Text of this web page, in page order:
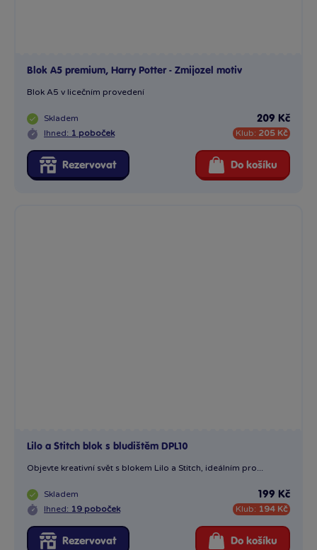
Blok A5 premium, Harry Potter - Zmijozel motiv
Blok A5 v licečním provedení
Skladem
Ihned: 1 poboček
209 Kč
Klub: 205 Kč
Rezervovat Do košíku
Lilo a Stitch blok s bludištěm DPL10
Objevte kreativní svět s blokem Lilo a Stitch, ideálním pro...
Skladem
Ihned: 19 poboček
199 Kč
Klub: 194 Kč
Rezervovat Do košíku